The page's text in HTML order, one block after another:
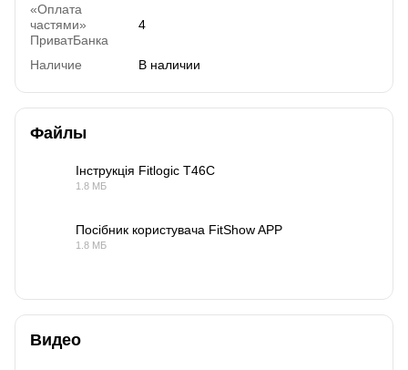
«Оплата
частями»
ПриватБанка
4
Наличие В наличии
Файлы
Інструкція Fitlogic T46C
1.8 МБ
Посібник користувача FitShow APP
1.8 МБ
Видео